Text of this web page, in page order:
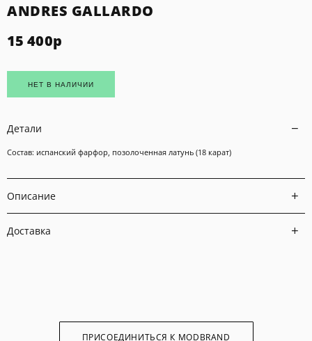
ANDRES GALLARDO
15 400р
НЕТ В НАЛИЧИИ
Детали
Состав: испанский фарфор, позолоченная латунь (18 карат)
Описание
Доставка
ПРИСОЕДИНИТЬСЯ К MODBRAND